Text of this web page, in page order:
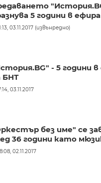
5 години в
03.11.2017 (извънредно)
- 5 години
БНТ
03.11.2017
без име" се
36 години като
02.11.2017